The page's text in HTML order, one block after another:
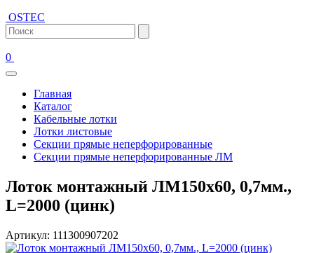
OSTEC
0
Главная
Каталог
Кабельные лотки
Лотки листовые
Секции прямые неперфорированные
Секции прямые неперфорированные ЛМ
Лоток монтажный ЛМ150х60, 0,7мм.,
L=2000 (цинк)
Артикул: 111300907202